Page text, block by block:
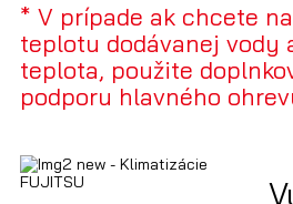
* V prípade ak chcete
teplotu dodávanej vody
teplota, použite
podporu hlavného